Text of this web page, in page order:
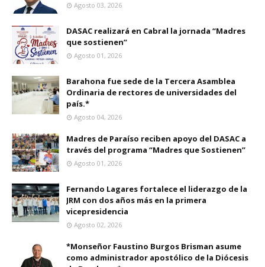
Agosto 03, 2026
DASAC realizará en Cabral la jornada “Madres
que sostienen”
Agosto 01, 2026
Barahona fue sede de la Tercera Asamblea
Ordinaria de rectores de universidades del
país.*
Agosto 04, 2026
Madres de Paraíso reciben apoyo del DASAC a
través del programa “Madres que Sostienen”
Agosto 01, 2026
Fernando Lagares fortalece el liderazgo de la
JRM con dos años más en la primera
vicepresidencia
Agosto 02, 2026
*Monseñor Faustino Burgos Brisman asume
como administrador apostólico de la Diócesis